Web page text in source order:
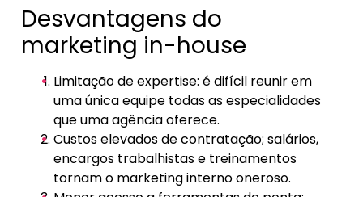
Desvantagens do
marketing in-house
Limitação de expertise: é difícil reunir em
uma única equipe todas as especialidades
que uma agência oferece.
Custos elevados de contratação; salários,
encargos trabalhistas e treinamentos
tornam o marketing interno oneroso.